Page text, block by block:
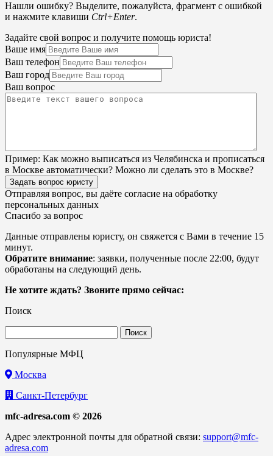
Нашли ошибку? Выделите, пожалуйста, фрагмент с ошибкой
и нажмите клавиши Ctrl+Enter.
Задайте свой вопрос и получите помощь юриста!
Ваше имя
Ваш телефон
Ваш город
Ваш вопрос
Пример: Как можно выписаться из Челябинска и прописаться
в Москве автоматически? Можно ли сделать это в Москве?
Задать вопрос юристу
Отправляя вопрос, вы даёте согласие на обработку
персональных данных
Спасибо за вопрос
Данные отправлены юристу, он свяжется с Вами в течение 15
минут.
Обратите внимание: заявки, полученные после 22:00, будут
обработаны на следующий день.
Не хотите ждать? Звоните прямо сейчас:
Поиск
Популярные МФЦ
Москва
Санкт-Петербург
mfc-adresa.com © 2026
Адрес электронной почты для обратной связи: support@mfc-
adresa.com